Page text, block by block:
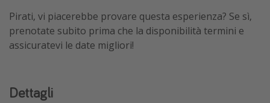
Pirati, vi piacerebbe provare questa esperienza? Se sì,
prenotate subito prima che la disponibilità termini e
assicuratevi le date migliori!
Dettagli